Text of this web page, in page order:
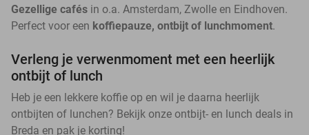
Gezellige cafés in o.a. Amsterdam, Zwolle en Eindhoven.
Perfect voor een koffiepauze, ontbijt of lunchmoment.
Verleng je verwenmoment met een heerlijk
ontbijt of lunch
Heb je een lekkere koffie op en wil je daarna heerlijk
ontbijten of lunchen? Bekijk onze ontbijt- en lunch deals in
Breda en pak je korting!